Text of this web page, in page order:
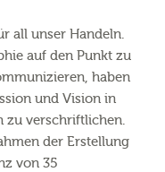
all unser Handeln.
auf den Punkt zu
haben
und Vision in
zu verschriftlichen.
der Erstellung
von 35